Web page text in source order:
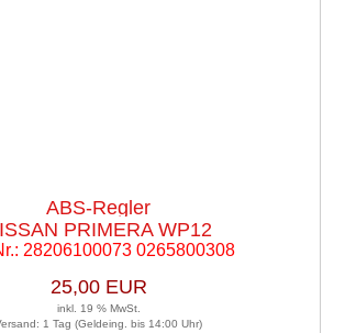
ABS-Regler
PRIMERA WP12
28206100073 0265800308
25,00 EUR
inkl. 19 % MwSt.
1 Tag (Geldeing. bis 14:00 Uhr)